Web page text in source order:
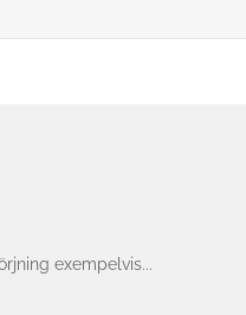
exempelvis...